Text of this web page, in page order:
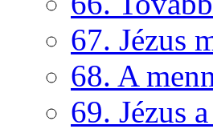
67. Jézus
68. A
69. Jézus